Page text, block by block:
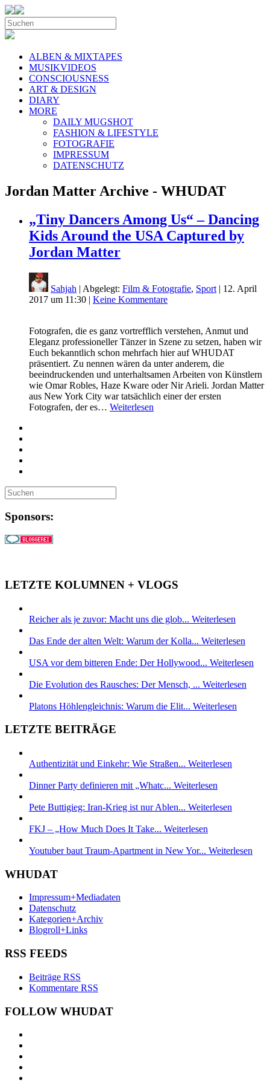
ALBEN & MIXTAPES
MUSIKVIDEOS
CONSCIOUSNESS
ART & DESIGN
DIARY
MORE
DAILY MUGSHOT
FASHION & LIFESTYLE
FOTOGRAFIE
IMPRESSUM
DATENSCHUTZ
Jordan Matter Archive - WHUDAT
„Tiny Dancers Among Us“ – Dancing
Kids Around the USA Captured by
Jordan Matter
Sahjah | Abgelegt: Film & Fotografie, Sport | 12. April
2017 um 11:30 | Keine Kommentare
Fotografen, die es ganz vortrefflich verstehen, Anmut und
Eleganz professioneller Tänzer in Szene zu setzen, haben wir
Euch bekanntlich schon mehrfach hier auf WHUDAT
präsentiert. Zu nennen wären da unter anderem, die
beeindruckenden und unterhaltsamen Arbeiten von Künstlern
wie Omar Robles, Haze Kware oder Nir Arieli. Jordan Matter
aus New York City war tatsächlich einer der ersten
Fotografen, der es… Weiterlesen
Sponsors:
LETZTE KOLUMNEN + VLOGS
Reicher als je zuvor: Macht uns die glob... Weiterlesen
Das Ende der alten Welt: Warum der Kolla... Weiterlesen
USA vor dem bitteren Ende: Der Hollywood... Weiterlesen
Die Evolution des Rausches: Der Mensch, ... Weiterlesen
Platons Höhlengleichnis: Warum die Elit... Weiterlesen
LETZTE BEITRÄGE
Authentizität und Einkehr: Wie Straßen... Weiterlesen
Dinner Party definieren mit „Whatc... Weiterlesen
Pete Buttigieg: Iran-Krieg ist nur Ablen... Weiterlesen
FKJ – „How Much Does It Take... Weiterlesen
Youtuber baut Traum-Apartment in New Yor... Weiterlesen
WHUDAT
Impressum+Mediadaten
Datenschutz
Kategorien+Archiv
Blogroll+Links
RSS FEEDS
Beiträge RSS
Kommentare RSS
FOLLOW WHUDAT